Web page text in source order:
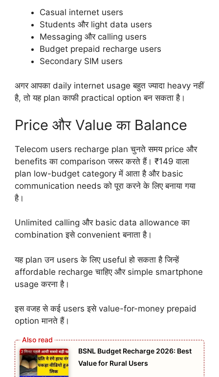
Casual internet users
Students और light data users
Messaging और calling users
Budget prepaid recharge users
Secondary SIM users
अगर आपका daily internet usage बहुत ज्यादा heavy नहीं
है, तो यह plan काफी practical option बन सकता है।
Price और Value का Balance
Telecom users recharge plan चुनते समय price और
benefits का comparison जरूर करते हैं। ₹149 वाला
plan low-budget category में आता है और basic
communication needs को पूरा करने के लिए बनाया गया
है।
Unlimited calling और basic data allowance का
combination इसे convenient बनाता है।
यह plan उन users के लिए useful हो सकता है जिन्हें
affordable recharge चाहिए और simple smartphone
usage करना है।
इस वजह से कई users इसे value-for-money prepaid
option मानते हैं।
BSNL Budget Recharge 2026: Best
Value for Rural Users